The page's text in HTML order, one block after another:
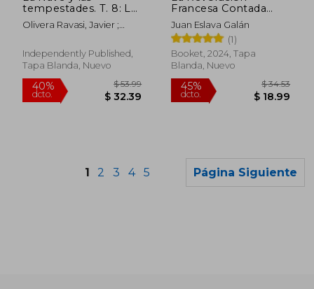
tempestades. T. 8: La
Revolución francesa.
La revolución
Olivera Ravasi, Javier ;
Independently Published,
Tapa Blanda, Nuevo
Francesa Contada
Para Escépticos
Juan Eslava Galán
(1)
Booket, 2024, Tapa
Blanda, Nuevo
1 2 3 4 5 Página Siguiente